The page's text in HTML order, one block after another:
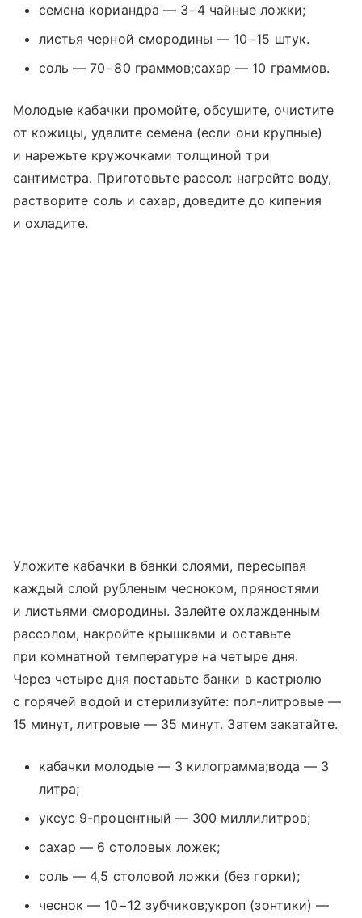
семена кориандра — 3−4 чайные ложки;
листья черной смородины — 10−15 штук.
соль — 70−80 граммов;сахар — 10 граммов.
Молодые кабачки промойте, обсушите, очистите
от кожицы, удалите семена (если они крупные)
и нарежьте кружочками толщиной три
сантиметра. Приготовьте рассол: нагрейте воду,
растворите соль и сахар, доведите до кипения
и охладите.
Уложите кабачки в банки слоями, пересыпая
каждый слой рубленым чесноком, пряностями
и листьями смородины. Залейте охлажденным
рассолом, накройте крышками и оставьте
при комнатной температуре на четыре дня.
Через четыре дня поставьте банки в кастрюлю
с горячей водой и стерилизуйте: пол-литровые —
15 минут, литровые — 35 минут. Затем закатайте.
кабачки молодые — 3 килограмма;вода — 3
литра;
уксус 9-процентный — 300 миллилитров;
сахар — 6 столовых ложек;
соль — 4,5 столовой ложки (без горки);
чеснок — 10−12 зубчиков;укроп (зонтики) —